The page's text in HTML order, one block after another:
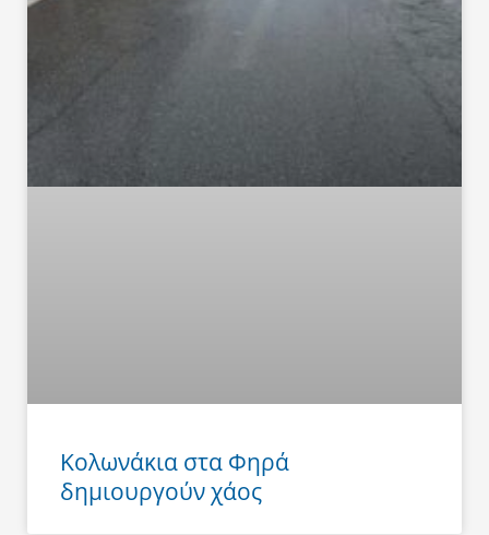
Κολωνάκια στα Φηρά
δημιουργούν χάος